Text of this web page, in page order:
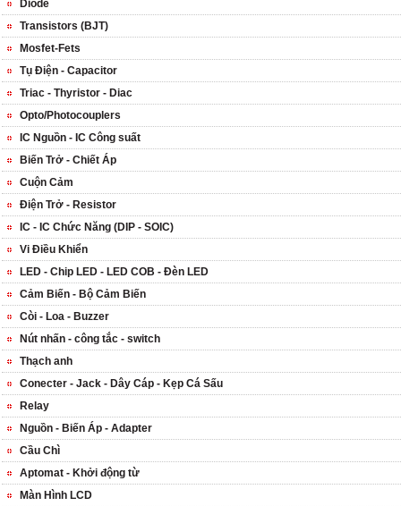
Diode
Transistors (BJT)
Mosfet-Fets
Tụ Điện - Capacitor
Triac - Thyristor - Diac
Opto/Photocouplers
IC Nguồn - IC Công suất
Biến Trở - Chiết Áp
Cuộn Cảm
Điện Trở - Resistor
IC - IC Chức Năng (DIP - SOIC)
Vi Điều Khiển
LED - Chip LED - LED COB - Đèn LED
Cảm Biến - Bộ Cảm Biến
Còi - Loa - Buzzer
Nút nhấn - công tắc - switch
Thạch anh
Conecter - Jack - Dây Cáp - Kẹp Cá Sấu
Relay
Nguồn - Biến Áp - Adapter
Cầu Chì
Aptomat - Khởi động từ
Màn Hình LCD